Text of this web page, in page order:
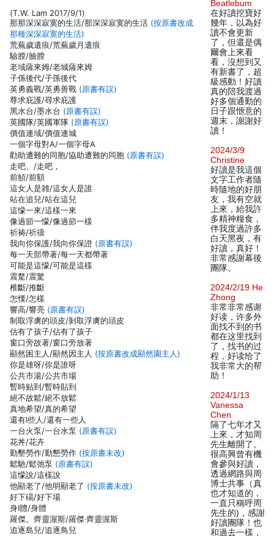
(T.W. Lam 2017/9/1)
那那深深寂寞的生活/那深深寂寞的生活 (按原書改成
那種深深寂寞的生活)
荒蕪歲遺痕/荒蕪歲月遺痕
驗膛/臉膛
老域薩來姆/老城薩來姆
子係後代/子孫後代
英勇義戰/英勇善戰 (原書有誤)
尊求庇護/尋求庇護
黑水台/墨水台 (原書有誤)
英國隊/英國軍隊 (原書有誤)
價值連域/價值連城
一個字母對A/一個字母A
勸助遭難的同胞/協助遭難的同胞 (原書有誤)
走吧、/走吧，
前頟/前額
這女人是雑/這女人是誰
站在追兒/站在這兒
這懞一來/這樣一來
像過節一懞/像過節一樣
祈祷/祈禱
我向你保護/我向你保證 (原書有誤)
每一天部帶著/每一天都帶著
可能是這懞/可能是這樣
震騖/震驚
椎斷/推斷
怎慄/怎樣
響高/響亮 (原書有誤)
制取浮虜的頭皮/剝取浮虜的頭皮
估有了孩子/佔有了孩子
窗口旁故著/窗口旁放著
顯然困主人/顯然因主人 (按原書改成顯然園主人)
你是雄呀/你是誰呀
公共市湯/公共市場
暫時贴到/暫時貼到
絕不故鬆/絕不放鬆
真地希望/真的希望
還有I些人/還有一些人
一台火泵/一台水泵 (原書有誤)
花丼/花卉
勤墾勞作/勤懇勞作 (按原書未改)
鬆馳/鬆弛泵 (原書有誤)
這懞說/這樣說
他顯老了/他明顯老了 (按原書未改)
好下碭/好下場
身I體/身體
羅傑。齊靈渥斯/羅傑‧齊靈渥斯
追逐島兒/追逐鳥兒
Beatlebum
在好讀挖寶好
幾年，以為好
讀不會更新
了，但還是偶
爾會上來看
看，沒想到又
有新書了，超
級感動！好讀
真的陪我渡過
好多個通勤的
日子跟愜意的
週末，謝謝好
讀！
2024/3/9
Christine
好讀是我這個
文字工作者隨
時隨地的好朋
友，我有空就
上來，給我許
多精神糧食，
伴我度過許多
白天黑夜，有
好讀，真好！
非常感謝幕後
團隊。
2024/2/19 He
Zhong
非常非常感谢
好读，许多外
面找不到的书
都在这里找到
了，找书的过
程，好读给了
我非常大的帮
助！
2024/1/13
Vanessa
Chen
隔了七年才又
上來，才知周
先生離開了。
很高興曾有機
會參與好讀，
透過網路與周
博士共事（真
也才知道的，
一直只稱呼周
先生的)，感謝
好讀團隊！也
和過去一樣，